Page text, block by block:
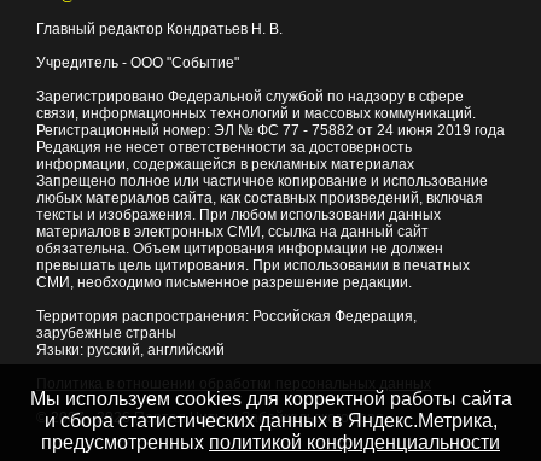
Главный редактор Кондратьев Н. В.
Учредитель - ООО "Событие"
Зарегистрировано Федеральной службой по надзору в сфере
связи, информационных технологий и массовых коммуникаций.
Регистрационный номер: ЭЛ № ФС 77 - 75882 от 24 июня 2019 года
Редакция не несет ответственности за достоверность
информации, содержащейся в рекламных материалах
Запрещено полное или частичное копирование и использование
любых материалов сайта, как составных произведений, включая
тексты и изображения. При любом использовании данных
материалов в электронных СМИ, ссылка на данный сайт
обязательна. Объем цитирования информации не должен
превышать цель цитирования. При использовании в печатных
СМИ, необходимо письменное разрешение редакции.
Территория распространения: Российская Федерация,
зарубежные страны
Языки: русский, английский
© 2007 - 2026Портал Читы и Забайкальского края
Мы используем cookies для корректной работы сайта
и сбора статистических данных в Яндекс.Метрика,
предусмотренных политикой конфиденциальности